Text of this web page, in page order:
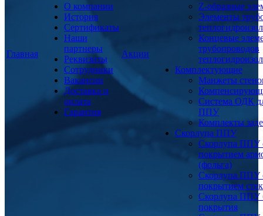
Главная
О компании
История
Сертификаты
Наши
партнеры
Реквизиты
Сотрудники
Вакансии
Доставка и
оплата
Гарантия
Акции
Z-образные
Элементы
Концевые
трубопроводов
Комплектующие
Манжеты
Система ОДК
ППУ
Комплекты
Скорлупа ППУ
Скорлупа ППУ
покрытием
(фольга)
Скорлупа ППУ
покрытием
Скорлупа ППУ
покрытия